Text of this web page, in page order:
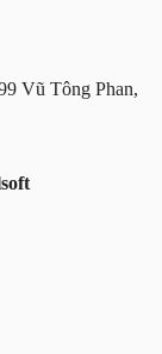
Vũ Tông Phan,